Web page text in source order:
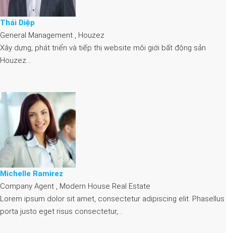
Thái Diệp
General Management , Houzez
Xây dựng, phát triển và tiếp thị website môi giới bất động sản
Houzez…
Michelle Ramirez
Company Agent , Modern House Real Estate
Lorem ipsum dolor sit amet, consectetur adipiscing elit. Phasellus
porta justo eget risus consectetur,…